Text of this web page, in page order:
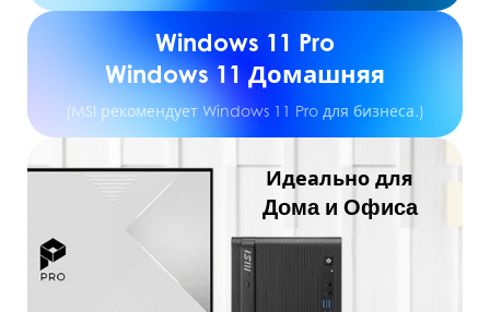
Windows 11 Pro
Windows 11 Домашняя
(MSI рекомендует Windows 11 Pro для бизнеса.)
Идеально для
Дома и Офиса